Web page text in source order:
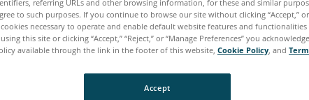
referring URLs and other browsing information, for these and similar
to such purposes. If you continue to browse our site without clicking “Accept,”
cookies necessary to operate and enable default website features and
this site or clicking “Accept,” “Reject,” or “Manage Preferences” you
available through the link in the footer of this website, Cookie Policy, and
Accept